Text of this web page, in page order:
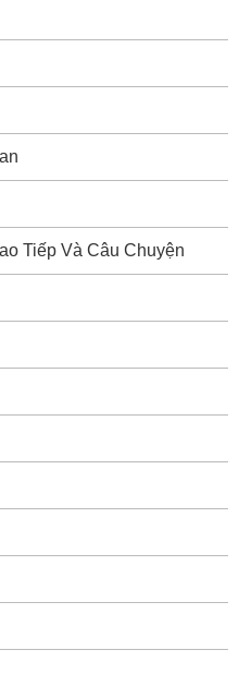
Tiếp Và Câu Chuyện